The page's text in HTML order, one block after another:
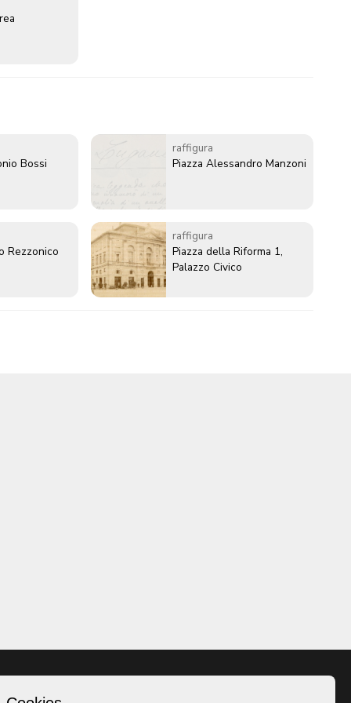
Bossi
raffigura
Piazza Alessandro Manzoni
Rezzonico
raffigura
Piazza della Riforma 1,
Palazzo Civico